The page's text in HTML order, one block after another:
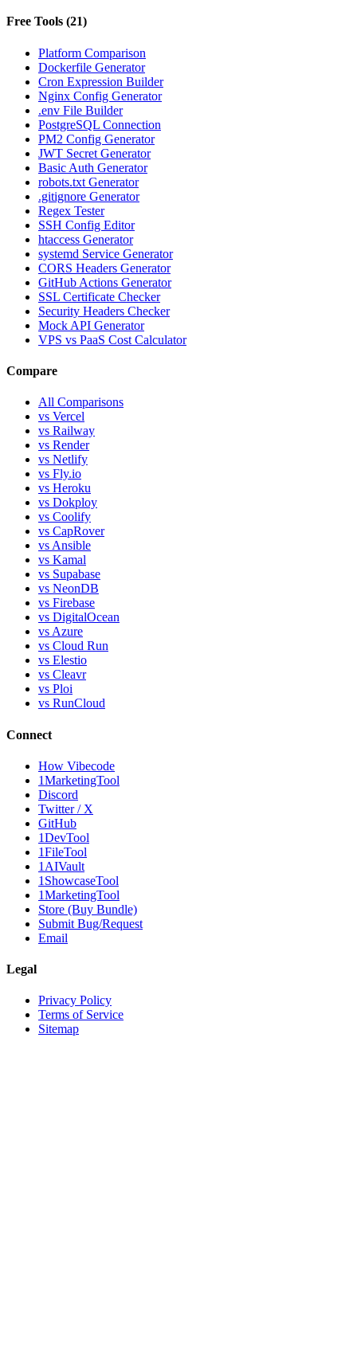
Free Tools (21)
Platform Comparison
Dockerfile Generator
Cron Expression Builder
Nginx Config Generator
.env File Builder
PostgreSQL Connection
PM2 Config Generator
JWT Secret Generator
Basic Auth Generator
robots.txt Generator
.gitignore Generator
Regex Tester
SSH Config Editor
htaccess Generator
systemd Service Generator
CORS Headers Generator
GitHub Actions Generator
SSL Certificate Checker
Security Headers Checker
Mock API Generator
VPS vs PaaS Cost Calculator
Compare
All Comparisons
vs Vercel
vs Railway
vs Render
vs Netlify
vs Fly.io
vs Heroku
vs Dokploy
vs Coolify
vs CapRover
vs Ansible
vs Kamal
vs Supabase
vs NeonDB
vs Firebase
vs DigitalOcean
vs Azure
vs Cloud Run
vs Elestio
vs Cleavr
vs Ploi
vs RunCloud
Connect
How Vibecode
1MarketingTool
Discord
Twitter / X
GitHub
1DevTool
1FileTool
1AIVault
1ShowcaseTool
1MarketingTool
Store (Buy Bundle)
Submit Bug/Request
Email
Legal
Privacy Policy
Terms of Service
Sitemap